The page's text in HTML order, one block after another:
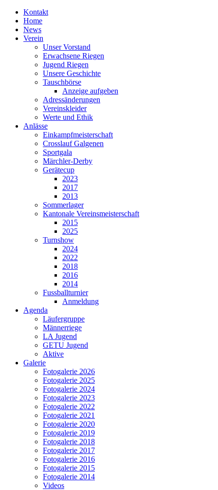
Kontakt
Home
News
Verein
Unser Vorstand
Erwachsene Riegen
Jugend Riegen
Unsere Geschichte
Tauschbörse
Anzeige aufgeben
Adressänderungen
Vereinskleider
Werte und Ethik
Anlässe
Einkampfmeisterschaft
Crosslauf Galgenen
Sportgala
Märchler-Derby
Gerätecup
2023
2017
2013
Sommerlager
Kantonale Vereinsmeisterschaft
2015
2025
Turnshow
2024
2022
2018
2016
2014
Fussballturnier
Anmeldung
Agenda
Läufergruppe
Männerriege
LA Jugend
GETU Jugend
Aktive
Galerie
Fotogalerie 2026
Fotogalerie 2025
Fotogalerie 2024
Fotogalerie 2023
Fotogalerie 2022
Fotogalerie 2021
Fotogalerie 2020
Fotogalerie 2019
Fotogalerie 2018
Fotogalerie 2017
Fotogalerie 2016
Fotogalerie 2015
Fotogalerie 2014
Videos